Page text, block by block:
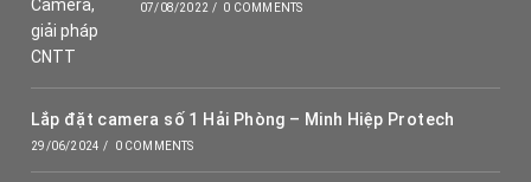
07/08/2022 / 0 COMMENTS
Lắp đặt camera số 1 Hải Phòng – Minh Hiệp Protech
29/06/2024 / 0 COMMENTS